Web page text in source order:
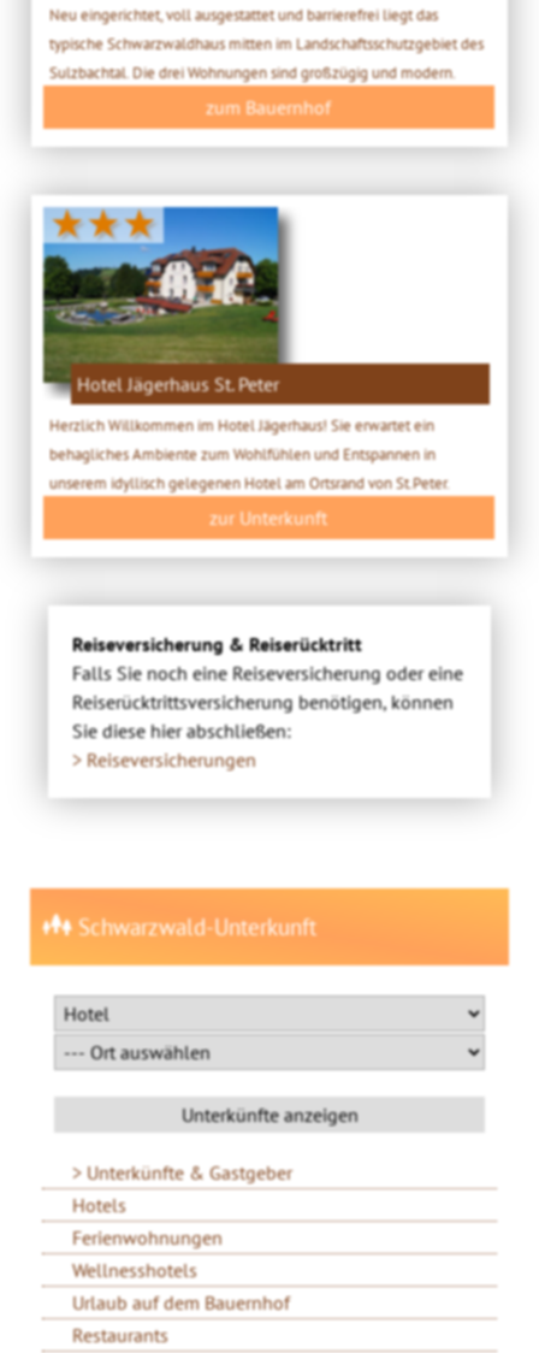
Neu eingerichtet, voll ausgestattet und barrierefrei liegt das
typische Schwarzwaldhaus mitten im Landschaftsschutzgebiet des
Sulzbachtal. Die drei Wohnungen sind großzügig und modern.
zum Bauernhof
★★★
Hotel Jägerhaus St. Peter
Herzlich Willkommen im Hotel Jägerhaus! Sie erwartet ein
behagliches Ambiente zum Wohlfühlen und Entspannen in
unserem idyllisch gelegenen Hotel am Ortsrand von St.Peter.
zur Unterkunft
Reiseversicherung & Reiserücktritt
Falls Sie noch eine Reiseversicherung oder eine
Reiserücktrittsversicherung benötigen, können
Sie diese hier abschließen:
> Reiseversicherungen
Schwarzwald-Unterkunft
Unterkünfte & Gastgeber
Hotels
Ferienwohnungen
Wellnesshotels
Urlaub auf dem Bauernhof
Restaurants